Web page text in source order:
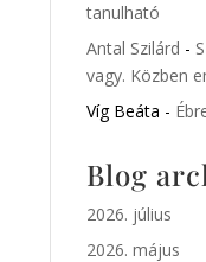
tanulható
Antal Szilárd -
vagy. Közben
Víg Beáta -
Blog
2026. július
2026. május